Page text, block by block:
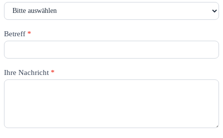
Betreff *
Ihre Nachricht *